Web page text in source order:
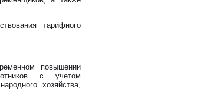
тарифного
повышении
с учетом
хозяйства,